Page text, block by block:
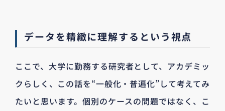
データを精緻に理解するという視点
ここで、大学に勤務する研究者として、アカデミッ
クらしく、この話を“一般化・普遍化”して考えてみ
たいと思います。個別のケースの問題ではなく、こ